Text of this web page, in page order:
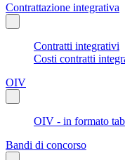
Contrattazione integrativa
Contratti integrativi
Costi contratti
OIV
OIV - in formato
Bandi di concorso